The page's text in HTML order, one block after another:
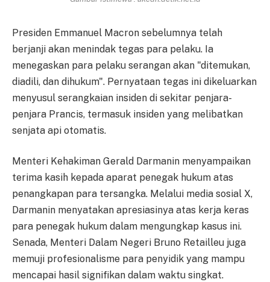
Presiden Emmanuel Macron sebelumnya telah
berjanji akan menindak tegas para pelaku. Ia
menegaskan para pelaku serangan akan "ditemukan,
diadili, dan dihukum". Pernyataan tegas ini dikeluarkan
menyusul serangkaian insiden di sekitar penjara-
penjara Prancis, termasuk insiden yang melibatkan
senjata api otomatis.
Menteri Kehakiman Gerald Darmanin menyampaikan
terima kasih kepada aparat penegak hukum atas
penangkapan para tersangka. Melalui media sosial X,
Darmanin menyatakan apresiasinya atas kerja keras
para penegak hukum dalam mengungkap kasus ini.
Senada, Menteri Dalam Negeri Bruno Retailleu juga
memuji profesionalisme para penyidik yang mampu
mencapai hasil signifikan dalam waktu singkat.